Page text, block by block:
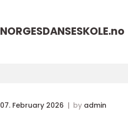
NORGESDANSESKOLE.no
07. February 2026 by admin